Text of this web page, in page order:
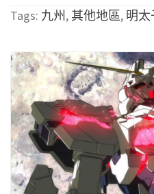
Tags: 九州 , 其他地區, 明太